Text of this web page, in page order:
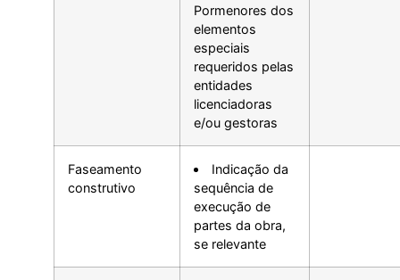
Pormenores dos
elementos
especiais
requeridos pelas
entidades
licenciadoras
e/ou gestoras
Faseamento
construtivo
Indicação da
sequência de
execução de
partes da obra,
se relevante